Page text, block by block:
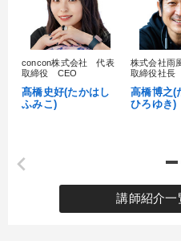
concon株式会社 代表
取締役 CEO
髙橋史好(たかはし
ふみこ)
株式会社雨
取締役社長
高橋博之(
ひろゆき)
講師紹介一